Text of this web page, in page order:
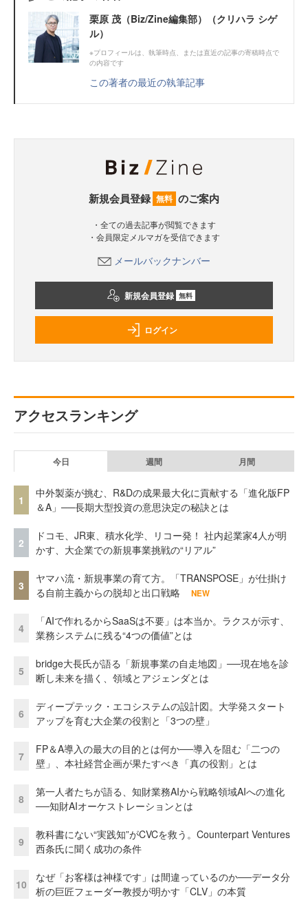
栗原 茂（Biz/Zine編集部）（クリハラ シゲ
ル）
※プロフィールは、執筆時点、または直近の記事の寄稿時点で
の内容です
この著者の最近の執筆記事
新規会員登録 無料 のご案内
・全ての過去記事が閲覧できます
・会員限定メルマガを受信できます
メールバックナンバー
新規会員登録 無料
ログイン
アクセスランキング
今日 週間 月間
1
中外製薬が挑む、R&Dの成果最大化に貢献する「進化版FP
＆A」──長期大型投資の意思決定の秘訣とは
2
ドコモ、JR東、積水化学、リコー発！ 社内起業家4人が明
かす、大企業での新規事業挑戦の“リアル”
3
ヤマハ流・新規事業の育て方。「TRANSPOSE」が仕掛け
る自前主義からの脱却と出口戦略
NEW
4
「AIで作れるからSaaSは不要」は本当か。ラクスが示す、
業務システムに残る“4つの価値”とは
5
bridge大長氏が語る「新規事業の自走地図」──現在地を診
断し未来を描く、領域とアジェンダとは
6
ディープテック・エコシステムの設計図。大学発スタート
アップを育む大企業の役割と「3つの壁」
7
FP＆A導入の最大の目的とは何か──導入を阻む「二つの
壁」、本社経営企画が果たすべき「真の役割」とは
8
第一人者たちが語る、知財業務AIから戦略領域AIへの進化
──知財AIオーケストレーションとは
9
教科書にない“実践知”がCVCを救う。Counterpart Ventures
西条氏に聞く成功の条件
10
なぜ「お客様は神様です」は間違っているのか──データ分
析の巨匠フェーダー教授が明かす「CLV」の本質